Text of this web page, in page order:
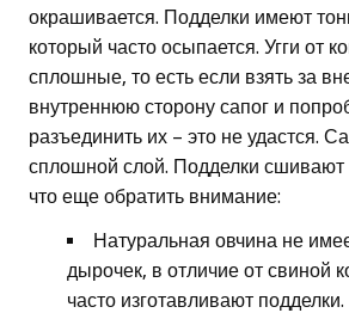
окрашивается. Подделки имеют
который часто осыпается. Угги от
сплошные, то есть если взять за
внутреннюю сторону сапог и
разъединить их – это не удастся.
сплошной слой. Подделки сшивают
что еще обратить внимание:
Натуральная овчина не
дырочек, в отличие от свиной
часто изготавливают подделки.